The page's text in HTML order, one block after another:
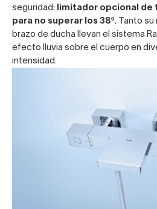
seguridad:
limitador opcional
para no superar los 38º. Tanto
brazo de ducha llevan el sistema
efecto lluvia sobre el cuerpo en
intensidad.